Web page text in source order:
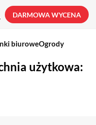
DARMOWA WYCENA
biuroweOgrody
użytkowa: